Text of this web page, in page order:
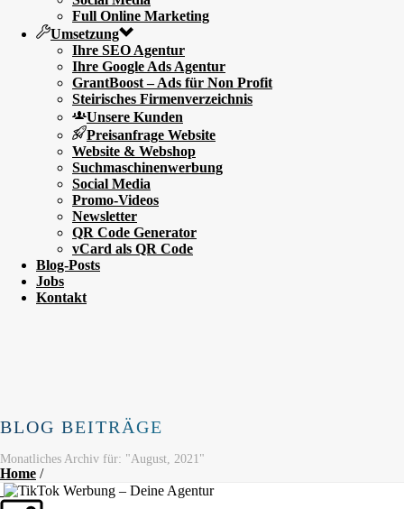
Full Online Marketing
Umsetzung
Ihre SEO Agentur
Ihre Google Ads Agentur
GrantBoost – Ads für Non Profit
Steirisches Firmenverzeichnis
Unsere Kunden
Preisanfrage Website
Website & Webshop
Suchmaschinenwerbung
Social Media
Promo-Videos
Newsletter
QR Code Generator
vCard als QR Code
Blog-Posts
Jobs
Kontakt
BLOG BEITRÄGE
Monatliches Archiv für: "August, 2021"
Home /